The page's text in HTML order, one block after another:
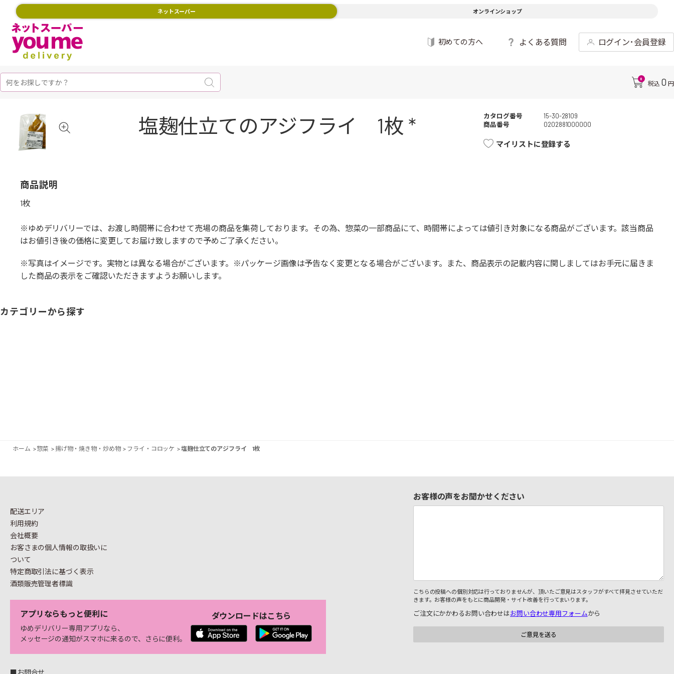
ネットスーパー オンラインショップ
初めての方へ よくある質問 ログイン･会員登録
0
税込 0 円
塩麹仕立てのアジフライ 1枚 * カタログ番号
15-30-28109
商品番号
0202881000000
マイリストに登録する
商品説明
1枚
※ゆめデリバリーでは、お渡し時間帯に合わせて売場の商品を集荷しております。その為、惣菜の一部商品にて、時間帯によっては値引き対象になる商品がございます。該当商品
はお値引き後の価格に変更してお届け致しますので予めご了承ください。
※写真はイメージです。実物とは異なる場合がございます。※パッケージ画像は予告なく変更となる場合がございます。また、商品表示の記載内容に関しましてはお手元に届きま
した商品の表示をご確認いただきますようお願いします。
カテゴリーから探す
ホーム >惣菜 >揚げ物・焼き物・炒め物 > フライ・コロッケ >塩麹仕立てのアジフライ 1枚
配送エリア
利用規約
会社概要
お客さまの個人情報の取扱いに
ついて
特定商取引法に基づく表示
酒類販売管理者標識
アプリならもっと便利に
ゆめデリバリー専用アプリなら、
メッセージの通知がスマホに来るので、さらに便利。
ダウンロードはこちら
お客様の声をお聞かせください
こちらの投稿への個別対応は行っておりませんが、頂いたご意見はスタッフがすべて拝見させていただ
きます。お客様の声をもとに商品開発・サイト改善を行ってまいります。
ご注文にかかわるお問い合わせはお問い合わせ専用フォームから